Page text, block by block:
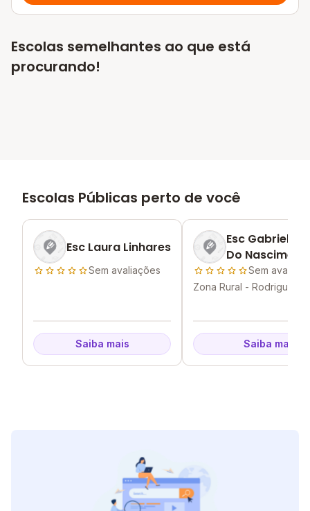
Escolas semelhantes ao que está
procurando!
Escolas Públicas perto de você
Esc Laura Linhares
Sem avaliações
Saiba mais
Esc Gabriel
Do
Sem
Zona Rural - Rodrigues
Saiba mais